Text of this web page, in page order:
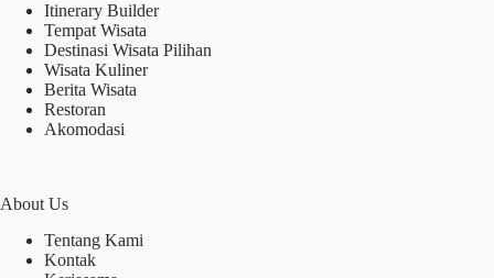
Itinerary Builder
Tempat Wisata
Destinasi Wisata Pilihan
Wisata Kuliner
Berita Wisata
Restoran
Akomodasi
About Us
Tentang Kami
Kontak